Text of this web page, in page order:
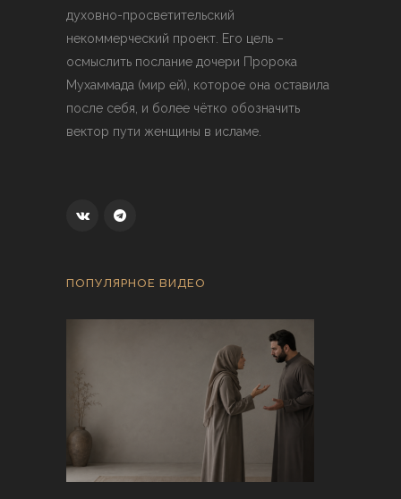
духовно-просветительский
некоммерческий проект. Его цель –
осмыслить послание дочери Пророка
Мухаммада (мир ей), которое она оставила
после себя, и более чётко обозначить
вектор пути женщины в исламе.
ПОПУЛЯРНОЕ ВИДЕО